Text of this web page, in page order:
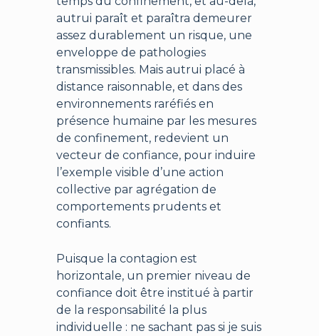
autrui paraît et paraîtra demeurer
assez durablement un risque, une
enveloppe de pathologies
transmissibles. Mais autrui placé à
distance raisonnable, et dans des
environnements raréfiés en
présence humaine par les mesures
de confinement, redevient un
vecteur de confiance, pour induire
l’exemple visible d’une action
collective par agrégation de
comportements prudents et
confiants.
Puisque la contagion est
horizontale, un premier niveau de
confiance doit être institué à partir
de la responsabilité la plus
individuelle : ne sachant pas si je suis